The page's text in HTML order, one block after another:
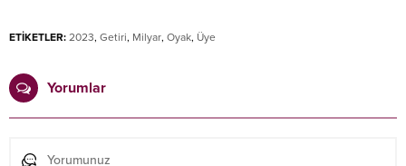
ETİKETLER: 2023, Getiri, Milyar, Oyak, Üye
Yorumlar